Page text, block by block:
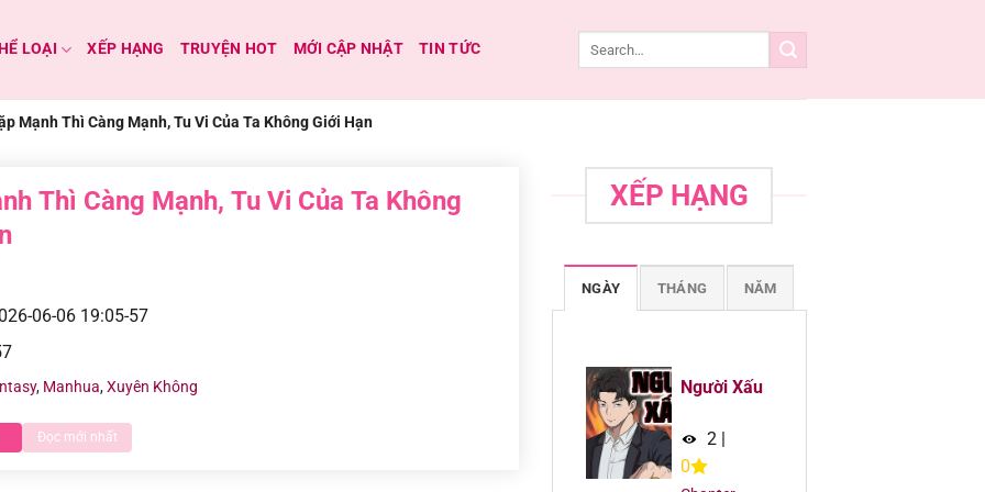
LOẠI XẾP HẠNG TRUYỆN HOT MỚI CẬP NHẬT TIN TỨC
Mạnh Thì Càng Mạnh, Tu Vi Của Ta Không Giới Hạn
Thì Càng Mạnh, Tu Vi Của Ta Không
06-06 19:05-57
, Manhua,Xuyên Không
Đọc mới nhất
XẾP HẠNG
NGÀY THÁNG NĂM
Người Xấu
2 |
0